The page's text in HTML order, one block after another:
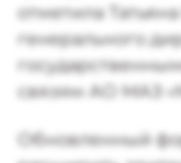
отметила
генерального
связям АО МАЗ
Обновленный